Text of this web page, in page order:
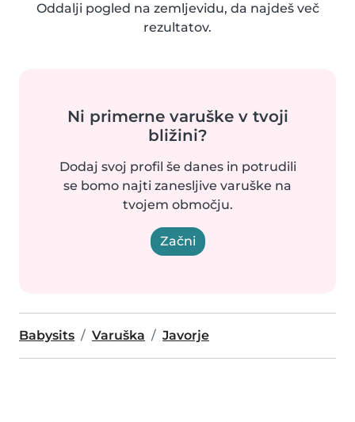
Oddalji pogled na zemljevidu, da najdeš več
rezultatov.
Ni primerne varuške v tvoji
bližini?
Dodaj svoj profil še danes in potrudili
se bomo najti zanesljive varuške na
tvojem območju.
Začni
Babysits Varuška Javorje